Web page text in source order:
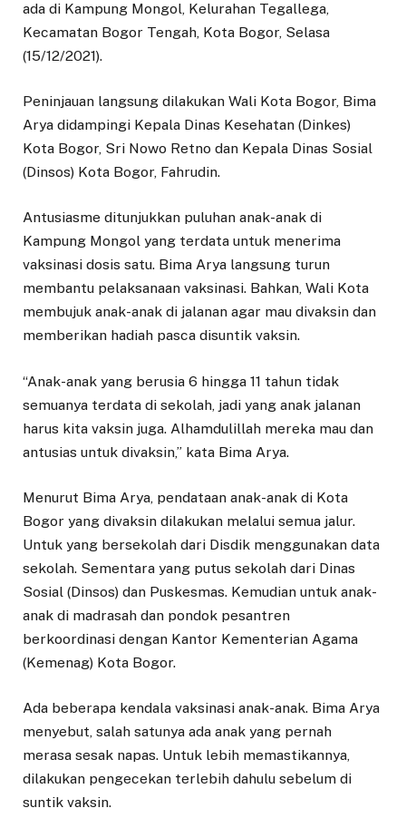
ada di Kampung Mongol, Kelurahan Tegallega,
Kecamatan Bogor Tengah, Kota Bogor, Selasa
(15/12/2021).
Peninjauan langsung dilakukan Wali Kota Bogor, Bima
Arya didampingi Kepala Dinas Kesehatan (Dinkes)
Kota Bogor, Sri Nowo Retno dan Kepala Dinas Sosial
(Dinsos) Kota Bogor, Fahrudin.
Antusiasme ditunjukkan puluhan anak-anak di
Kampung Mongol yang terdata untuk menerima
vaksinasi dosis satu. Bima Arya langsung turun
membantu pelaksanaan vaksinasi. Bahkan, Wali Kota
membujuk anak-anak di jalanan agar mau divaksin dan
memberikan hadiah pasca disuntik vaksin.
“Anak-anak yang berusia 6 hingga 11 tahun tidak
semuanya terdata di sekolah, jadi yang anak jalanan
harus kita vaksin juga. Alhamdulillah mereka mau dan
antusias untuk divaksin,” kata Bima Arya.
Menurut Bima Arya, pendataan anak-anak di Kota
Bogor yang divaksin dilakukan melalui semua jalur.
Untuk yang bersekolah dari Disdik menggunakan data
sekolah. Sementara yang putus sekolah dari Dinas
Sosial (Dinsos) dan Puskesmas. Kemudian untuk anak-
anak di madrasah dan pondok pesantren
berkoordinasi dengan Kantor Kementerian Agama
(Kemenag) Kota Bogor.
Ada beberapa kendala vaksinasi anak-anak. Bima Arya
menyebut, salah satunya ada anak yang pernah
merasa sesak napas. Untuk lebih memastikannya,
dilakukan pengecekan terlebih dahulu sebelum di
suntik vaksin.